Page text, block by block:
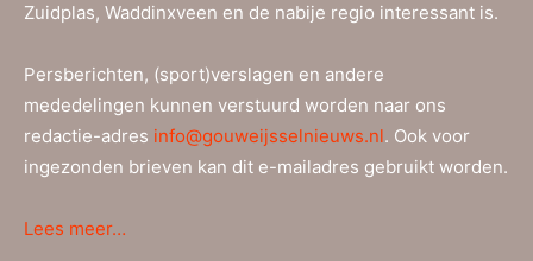
Zuidplas, Waddinxveen en de nabije regio interessant is.
Persberichten, (sport)verslagen en andere
mededelingen kunnen verstuurd worden naar ons
redactie-adres info@gouweijsselnieuws.nl. Ook voor
ingezonden brieven kan dit e-mailadres gebruikt worden.
Lees meer…